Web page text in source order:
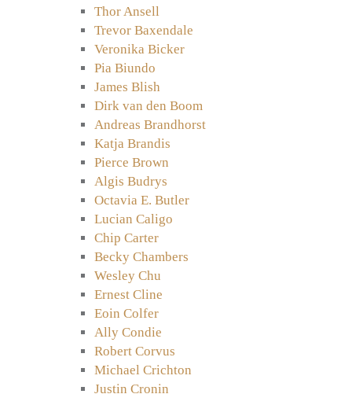
Thor Ansell
Trevor Baxendale
Veronika Bicker
Pia Biundo
James Blish
Dirk van den Boom
Andreas Brandhorst
Katja Brandis
Pierce Brown
Algis Budrys
Octavia E. Butler
Lucian Caligo
Chip Carter
Becky Chambers
Wesley Chu
Ernest Cline
Eoin Colfer
Ally Condie
Robert Corvus
Michael Crichton
Justin Cronin